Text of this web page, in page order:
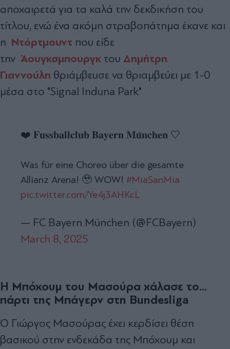
αποχαιρετά για τα καλά την δεκδικήση του
τίτλου, ενώ ένα ακόμη στραβοπάτημα έκανε και
η Ντόρτμουντ που είδε
την Άουγκσμπουργκ του Δημήτρη
Γιαννούλη θριάμβευσε να θριαμβεύει με 1-0
μέσα στο "Signal Induna Park"
❤️ 𝐅𝐮𝐬𝐬𝐛𝐚𝐥𝐥𝐜𝐥𝐮𝐛 𝐁𝐚𝐲𝐞𝐫𝐧 𝐌𝐮̈𝐧𝐜𝐡𝐞𝐧 🤍
Was für eine Choreo über die gesamte
Allianz Arena! 🥹 WOW! #MiaSanMia
pic.twitter.com/Ye4j3AHKcL
— FC Bayern München (@FCBayern)
March 8, 2025
Η Μπόχουμ του Μασούρα χάλασε το...
πάρτι της Μπάγερν στη Bundesliga
Ο Γιώργος Μασούρας έχει κερδίσει θέση
βασικού στην ενδεκάδα της Μπόχουμ και